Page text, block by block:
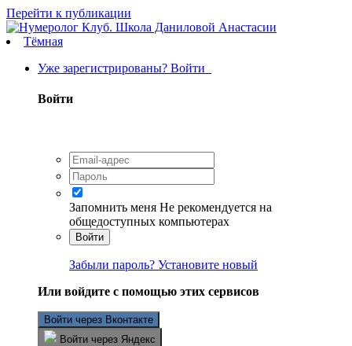
Перейти к публикации
Тёмная
Уже зарегистрированы? Войти
Войти
Запомнить меня Не рекомендуется на
общедоступных компьютерах
Войти
Забыли пароль? Установите новый
Или войдите с помощью этих сервисов
Войти через Вконтакте
Войти через Яндекс